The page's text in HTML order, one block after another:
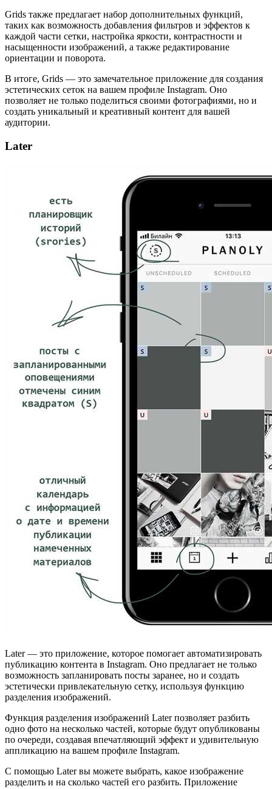
Grids также предлагает набор дополнительных функций,
таких как возможность добавления фильтров и эффектов к
каждой части сетки, настройка яркости, контрастности и
насыщенности изображений, а также редактирование
ориентации и поворота.
В итоге, Grids — это замечательное приложение для создания
эстетических сеток на вашем профиле Instagram. Оно
позволяет не только поделиться своими фотографиями, но и
создать уникальный и креативный контент для вашей
аудитории.
Later
Later — это приложение, которое помогает автоматизировать
публикацию контента в Instagram. Оно предлагает не только
возможность запланировать посты заранее, но и создать
эстетически привлекательную сетку, используя функцию
разделения изображений.
Функция разделения изображений Later позволяет разбить
одно фото на несколько частей, которые будут опубликованы
по очереди, создавая впечатляющий эффект и удивительную
аппликацию на вашем профиле Instagram.
С помощью Later вы можете выбрать, какое изображение
разделить и на сколько частей его разбить. Приложение